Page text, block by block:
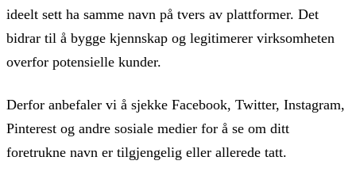
ideelt sett ha samme navn på tvers av plattformer. Det
bidrar til å bygge kjennskap og legitimerer virksomheten
overfor potensielle kunder.
Derfor anbefaler vi å sjekke Facebook, Twitter, Instagram,
Pinterest og andre sosiale medier for å se om ditt
foretrukne navn er tilgjengelig eller allerede tatt.